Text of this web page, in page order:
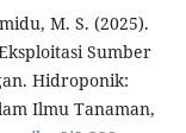
M. S. (2025).
Sumber
Hidroponik:
Ilmu Tanaman,